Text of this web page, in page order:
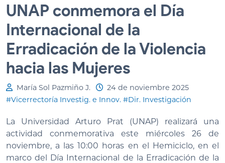
UNAP conmemora el Día
Internacional de la
Erradicación de la Violencia
hacia las Mujeres
María Sol Pazmiño J.
24 de noviembre 2025
#Vicerrectoría Investig. e Innov. #Dir. Investigación
La Universidad Arturo Prat (UNAP) realizará una
actividad conmemorativa este miércoles 26 de
noviembre, a las 10:00 horas en el Hemiciclo, en el
marco del Día Internacional de la Erradicación de la